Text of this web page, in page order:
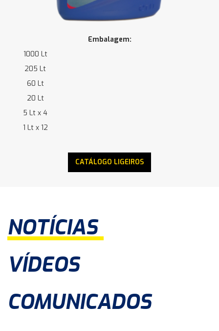
Embalagem:
1000 Lt
205 Lt
60 Lt
20 Lt
5 Lt x 4
1 Lt x 12
CATÁLOGO LIGEIROS
NOTÍCIAS
VÍDEOS
COMUNICADOS